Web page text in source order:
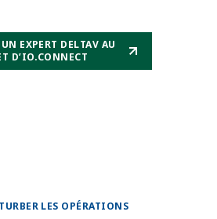
EXPERT DELTAV AU
D’IO.CONNECT
LES OPÉRATIONS